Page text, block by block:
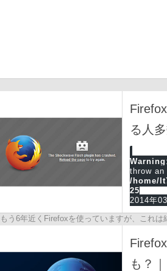
る人
Warning
throw
/home/
25
2014年
もう6年近くFirefoxを使っていますが、これは
も？